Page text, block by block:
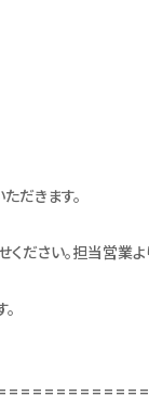
だきます。
さい。担当営業よ